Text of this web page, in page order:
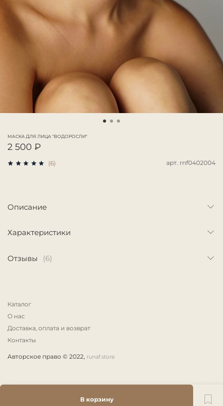
(6) арт. rnf0402004
МАСКА ДЛЯ ЛИЦА "ВОДОРОСЛИ"
2 500 ₽
В корзину
Описание
Характеристики
Отзывы (6)
Каталог
О нас
Доставка, оплата и возврат
Контакты
Авторское право © 2022, runaf.store